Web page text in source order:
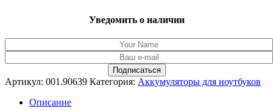
Уведомить о наличии
Артикул: 001.90639 Категория: Аккумуляторы для ноутбуков
Описание